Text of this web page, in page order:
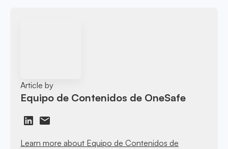
Article by
Equipo de Contenidos de OneSafe
Learn more about Equipo de Contenidos de